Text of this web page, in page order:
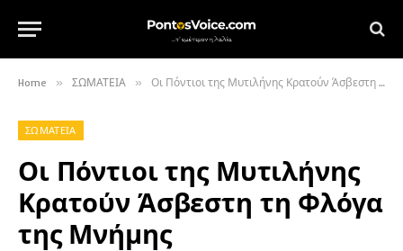
Home » ΣΩΜΑΤΕΙΑ » Οι Πόντιοι της Μυτιλήνης Κρατούν Άσβεστη τη Φλόγα της Μνήμης
ΣΩΜΑΤΕΙΑ
Οι Πόντιοι της Μυτιλήνης
Κρατούν Άσβεστη τη Φλόγα
της Μνήμης